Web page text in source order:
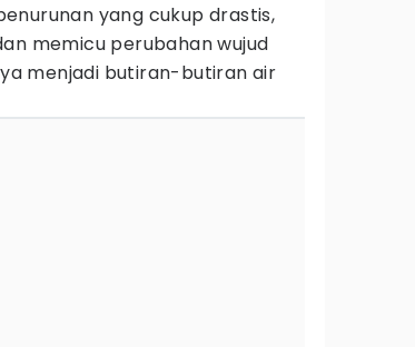
yang cukup drastis,
memicu perubahan wujud
menjadi butiran-butiran air